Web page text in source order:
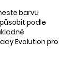
barvu
podle
Evolution pro